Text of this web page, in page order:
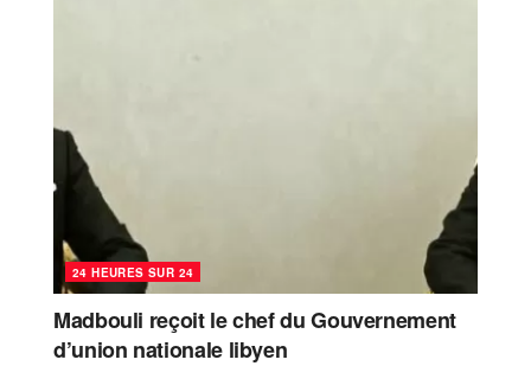
24 HEURES SUR 24
Madbouli reçoit le chef du Gouvernement
d’union nationale libyen